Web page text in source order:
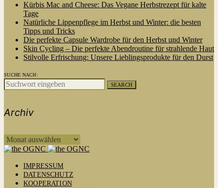
Kürbis Mac and Cheese: Das Vegane Herbstrezept für kalte
Tage
Natürliche Lippenpflege im Herbst und Winter: die besten
Tipps und Tricks
Die perfekte Capsule Wardrobe für den Herbst und Winter
Skin Cycling – Die perfekte Abendroutine für strahlende Haut
Stilvolle Erfrischung: Unsere Lieblingsprodukte für den Durst
SUCHE NACH:
SEARCH
Archiv
ARCHIV
IMPRESSUM
DATENSCHUTZ
KOOPERATION